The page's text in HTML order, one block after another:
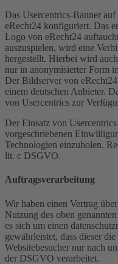
Das Usercentrics-Banner
eRecht24 konfiguriert. Das
Logo von eRecht24
auszuspielen, wird eine
hergestellt. Hierbei wird
nur in anonymisierter Form
Der Bildserver von
einem deutschen Anbieter.
von Usercentrics zur
Der Einsatz von
vorgeschriebenen
Technologien einzuholen.
lit. c DSGVO.
Auftragsverarbeitung
Wir haben einen Vertrag
Nutzung des oben
es sich um einen
gewährleistet, dass dieser
Websitebesucher nur nach
der DSGVO verarbeitet.